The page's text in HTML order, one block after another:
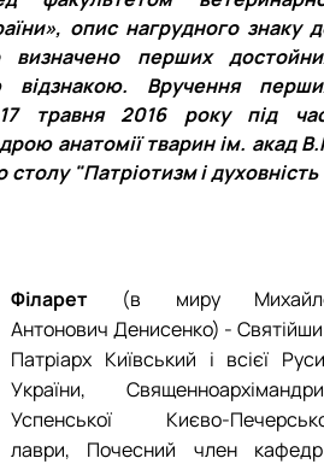
медицини …
2022 рік
2021 рік
2020 рік
2019 рік
2018 рік
опис нагрудного знаку
перших
відзнакою. Вручення
17 травня 2016 року під
анатомії тварин ім. акад
"Патріотизм і духовність
Філарет (в миру
Антонович Денисенко) -
Патріарх Київський і всієї
України,
Успенської Києво-
лаври, Почесний член